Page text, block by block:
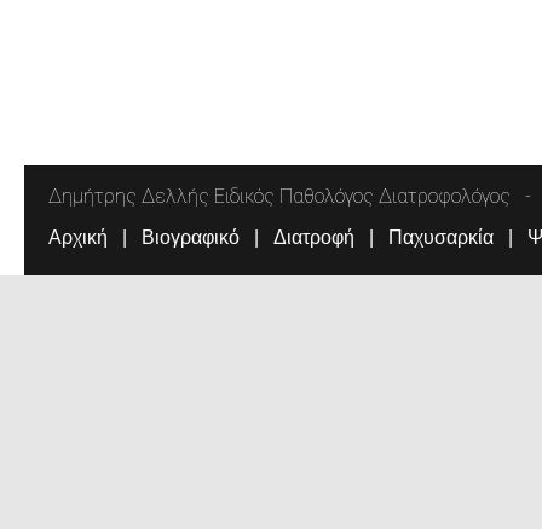
Δημήτρης Δελλής Ειδικός Παθολόγος Διατροφολόγος
Αρχική Βιογραφικό Διατροφή Παχυσαρκία